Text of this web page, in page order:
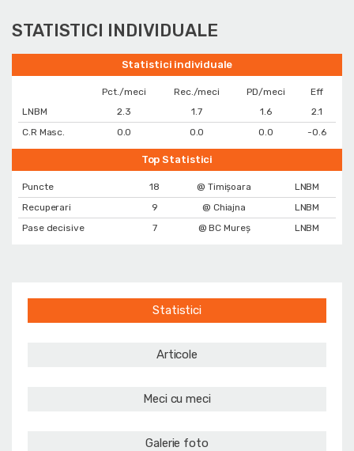
STATISTICI INDIVIDUALE
Statistici individuale
Pct./meci Rec./meci PD/meci
Eff
LNBM
2.3 1.7 1.6
2.1
C.R Masc.
0.0 0.0 0.0 -0.6
Top Statistici
Puncte 18 @ Timișoara
LNBM
Recuperari
9 @ Chiajna
LNBM
Pase decisive
7 @ BC Mureș LNBM
Statistici
Articole
Meci cu meci
Galerie foto